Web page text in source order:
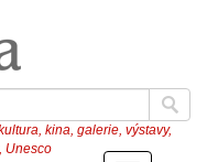
kina, galerie, výstavy,
Unesco